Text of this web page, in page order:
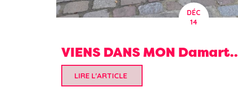
DÉC
14
VIENS DANS MON Damart..
LIRE L'ARTICLE